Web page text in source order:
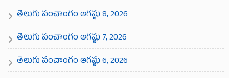
తెలుగు పంచాంగం ఆగష్టు 8, 2026
తెలుగు పంచాంగం ఆగష్టు 7, 2026
తెలుగు పంచాంగం ఆగష్టు 6, 2026